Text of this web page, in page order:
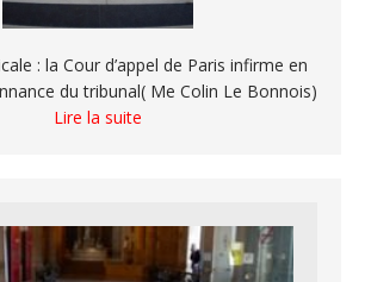
: la Cour d’appel de Paris infirme en
du tribunal( Me Colin Le Bonnois)
Lire la suite